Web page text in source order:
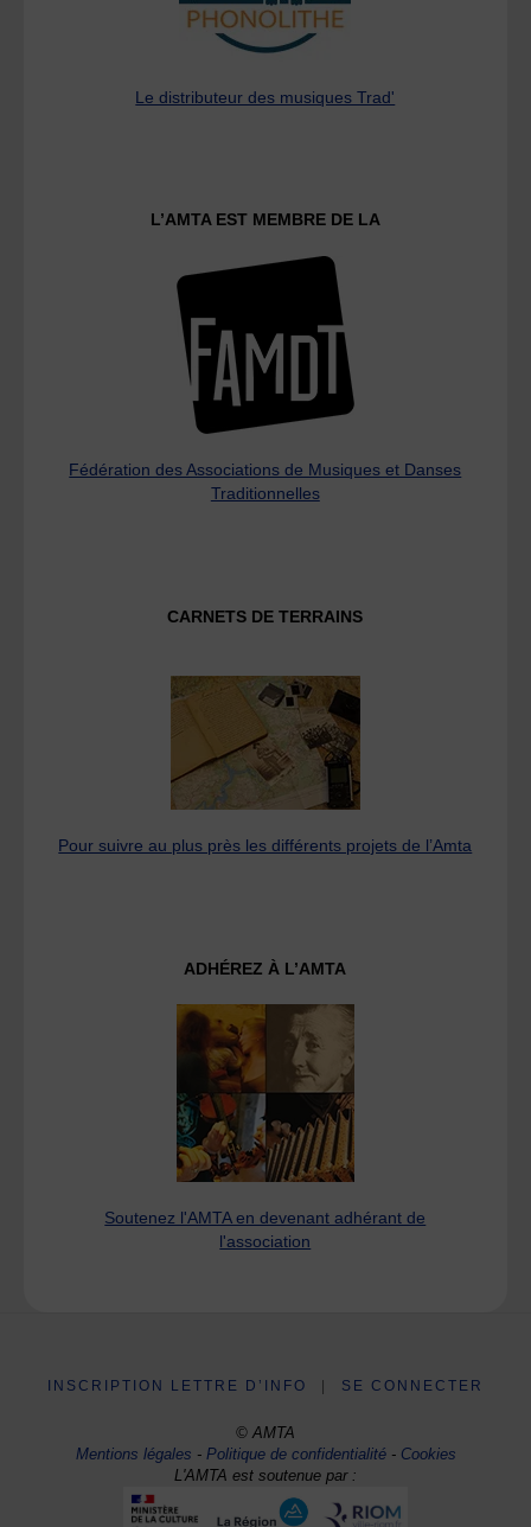
Le distributeur des musiques Trad'
L’AMTA EST MEMBRE DE LA
Fédération des Associations de Musiques et Danses
Traditionnelles
CARNETS DE TERRAINS
Pour suivre au plus près les différents projets de l’Amta
ADHÉREZ À L’AMTA
Soutenez l'AMTA en devenant adhérant de
l'association
INSCRIPTION LETTRE D’INFO SE CONNECTER
© AMTA
Mentions légales -Politique de confidentialité- Cookies
L'AMTA est soutenue par :